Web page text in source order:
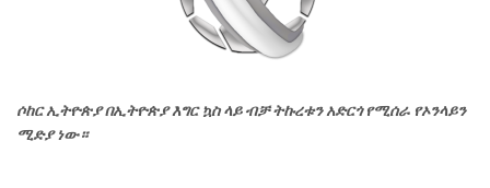
ሶከር ኢትዮጵያ በኢትዮጵያ እግር ኳስ ላይ ብቻ ትኩረቱን አድርጎ የሚሰራ የኦንላይን
ሚድያ ነው።